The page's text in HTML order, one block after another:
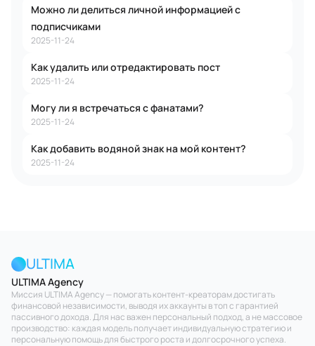
Можно ли делиться личной информацией с
подписчиками
2025-11-24
Как удалить или отредактировать пост
2025-11-24
Могу ли я встречаться с фанатами?
2025-11-24
Как добавить водяной знак на мой контент?
2025-11-24
ULTIMA
ULTIMA Agency
Миссия ULTIMA Agency — помогать контент-креаторам достигать
финансовой независимости, выводя их аккаунты в топ с гарантией
пассивного дохода. Для нас важен персональный подход, а не массовое
производство: каждая модель получает индивидуальную стратегию и
персональную помощь для быстрого роста и долгосрочного успеха.